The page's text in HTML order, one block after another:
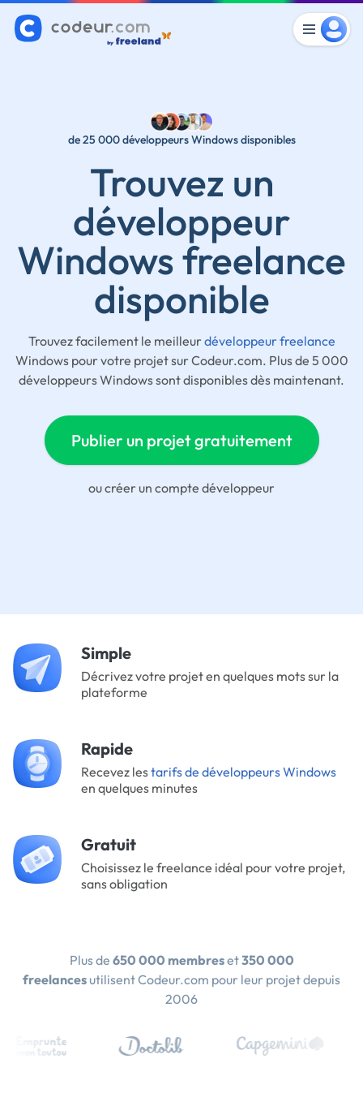
de 25 000 développeurs Windows disponibles
Trouvez un
développeur
Windows freelance
disponible
Trouvez facilement le meilleurdéveloppeur freelance
Windows pour votre projet sur Codeur.com. Plus de 5 000
développeurs Windows sont disponibles dès maintenant.
Publier un projet gratuitement
oucréer un compte développeur
Simple
Décrivez votre projet en quelques mots sur la
plateforme
Rapide
Recevez lestarifs de développeurs Windows
en quelques minutes
Gratuit
Choisissez le freelance idéal pour votre projet,
sans obligation
Plus de 650 000 membreset350 000
freelances utilisent Codeur.com pour leur projet depuis
2006